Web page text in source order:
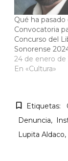
Qué ha pasado
Convocatoria
Concurso del
Sonorense
24 de enero de
En «Cultura»
Etiquetas:
Denuncia
Lupita Aldaco